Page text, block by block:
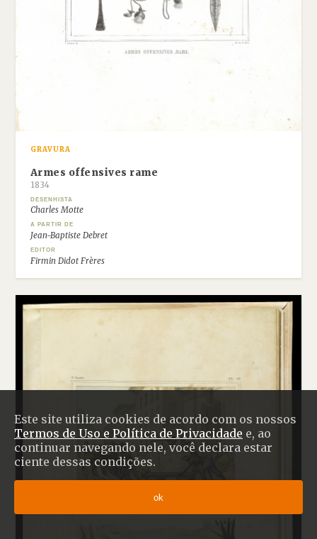
Este site utiliza cookies de acordo com os nossos
Termos de Uso e Política de Privacidade e, ao
continuar navegando nele, você declara estar
ciente dessas condições.
ok
GRAVURA
Armes offensives rame
1834
DESENHISTA
Charles Motte
A PARTIR DE
Jean-Baptiste Debret
EDITOR
Firmin Didot Frères